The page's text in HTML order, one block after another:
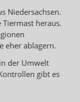
Niedersachsen.
heraus.
eher ablagern.
der Umwelt
gibt es